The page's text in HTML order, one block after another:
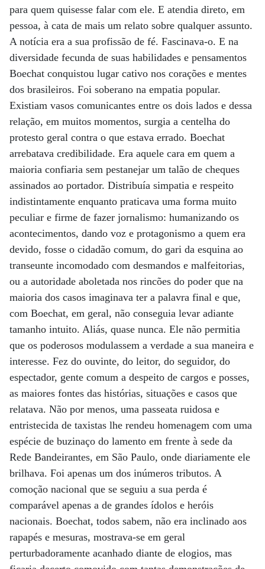
para quem quisesse falar com ele. E atendia direto, em
pessoa, à cata de mais um relato sobre qualquer assunto.
A notícia era a sua profissão de fé. Fascinava-o. E na
diversidade fecunda de suas habilidades e pensamentos
Boechat conquistou lugar cativo nos corações e mentes
dos brasileiros. Foi soberano na empatia popular.
Existiam vasos comunicantes entre os dois lados e dessa
relação, em muitos momentos, surgia a centelha do
protesto geral contra o que estava errado. Boechat
arrebatava credibilidade. Era aquele cara em quem a
maioria confiaria sem pestanejar um talão de cheques
assinados ao portador. Distribuía simpatia e respeito
indistintamente enquanto praticava uma forma muito
peculiar e firme de fazer jornalismo: humanizando os
acontecimentos, dando voz e protagonismo a quem era
devido, fosse o cidadão comum, do gari da esquina ao
transeunte incomodado com desmandos e malfeitorias,
ou a autoridade aboletada nos rincões do poder que na
maioria dos casos imaginava ter a palavra final e que,
com Boechat, em geral, não conseguia levar adiante
tamanho intuito. Aliás, quase nunca. Ele não permitia
que os poderosos modulassem a verdade a sua maneira e
interesse. Fez do ouvinte, do leitor, do seguidor, do
espectador, gente comum a despeito de cargos e posses,
as maiores fontes das histórias, situações e casos que
relatava. Não por menos, uma passeata ruidosa e
entristecida de taxistas lhe rendeu homenagem com uma
espécie de buzinaço do lamento em frente à sede da
Rede Bandeirantes, em São Paulo, onde diariamente ele
brilhava. Foi apenas um dos inúmeros tributos. A
comoção nacional que se seguiu a sua perda é
comparável apenas a de grandes ídolos e heróis
nacionais. Boechat, todos sabem, não era inclinado aos
rapapés e mesuras, mostrava-se em geral
perturbadoramente acanhado diante de elogios, mas